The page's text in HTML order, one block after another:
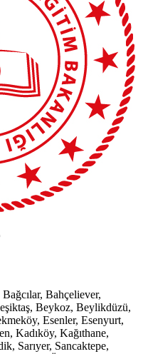
Bahçeliever,
Beykoz, Beylikdüzü,
Esenler, Esenyurt,
Kadıköy, Kağıthane,
Sarıyer, Sancaktepe,